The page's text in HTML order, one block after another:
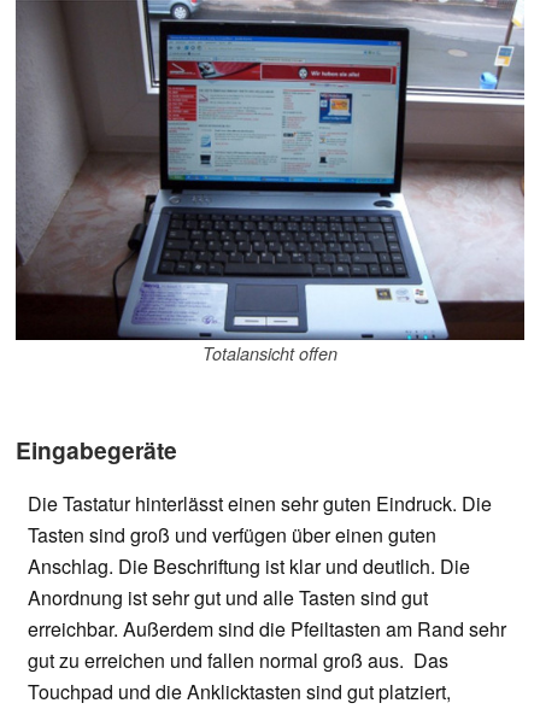
Totalansicht offen
Eingabegeräte
Die Tastatur hinterlässt einen sehr guten Eindruck. Die
Tasten sind groß und verfügen über einen guten
Anschlag. Die Beschriftung ist klar und deutlich. Die
Anordnung ist sehr gut und alle Tasten sind gut
erreichbar. Außerdem sind die Pfeiltasten am Rand sehr
gut zu erreichen und fallen normal groß aus. Das
Touchpad und die Anklicktasten sind gut platziert,